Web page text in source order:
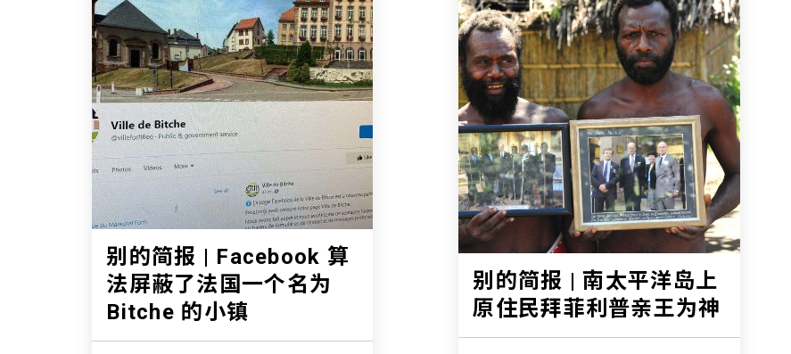
别的简报 | Facebook 算
法屏蔽了法国一个名为
Bitche 的小镇
别的简报 | 南太平洋岛上
原住民拜菲利普亲王为神